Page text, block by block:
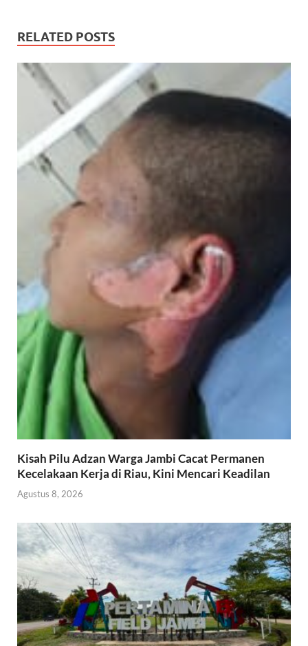
RELATED POSTS
Kisah Pilu Adzan Warga Jambi Cacat Permanen
Kecelakaan Kerja di Riau, Kini Mencari Keadilan
Agustus 8, 2026